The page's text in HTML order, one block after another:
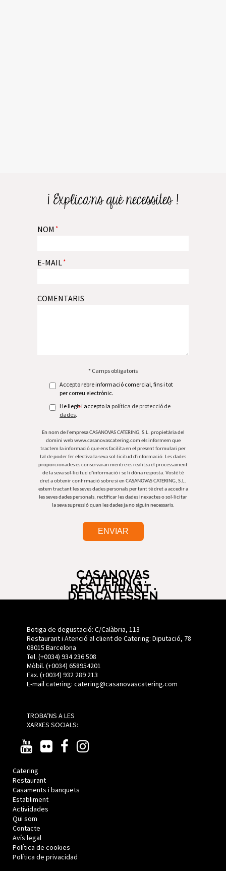
¡ Explíca’ns què necessites !
NOM *
E-MAIL*
COMENTARIS
* Camps obligatoris
Accepto rebre informació comercial, fins i tot
per correu electrònic.
He llegit i accepto la política de protecció de
dades.
*
En nom de l'empresa CASANOVAS CATERING, S.L. propietària del
domini web www.casanovascatering.com els informem que
tractem la informació que ens facilita en el present formulari per
tal de poder fer efectiva la seva sol·licitud d'informació. Les dades
proporcionades es conservaran mentre es realitza el processament
de la seva sol·licitud d'informació i se li dóna resposta. Vostè té
dret a obtenir confirmació sobre si en CASANOVAS CATERING, S.L.
estem tractant les seves dades personals per tant té dret a accedir a
les seves dades personals, rectificar les dades inexactes o sol·licitar
la seva supressió quan les dades ja no siguin necessaris.
CASANOVAS
CATERING ·
RESTAURANT ·
DELICATESSEN
Botiga de degustació: C/Calàbria, 113
Restaurant i Atenció al client de Catering: Diputació, 78
08015 Barcelona
Tel. (+0034) 934 236 508
Mòbil. (+0034) 658954201
Fax. (+0034) 932 289 213
E-mail catering: catering@casanovascatering.com
TROBA’NS A LES
XARXES SOCIALS:
Catering
Restaurant
Casaments i banquets
Establiment
Actividades
Qui som
Contacte
Avís legal
Política de cookies
Política de privacidad